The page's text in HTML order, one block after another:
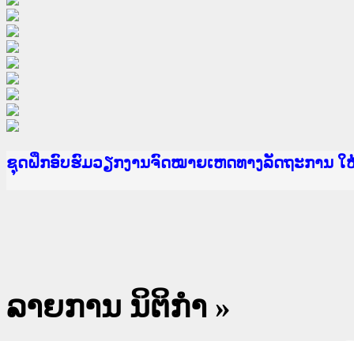
Ministry of Justice Lao PDR
ເຜີຍແຜ່ວັບໄຊຈົດໝາຍເຫດທາງລັດຖະການ ແລະ ແອັ
ກະຊວງຍຸຕິທຳ
ຊຸດຝຶກອົບຮົມວຽກງານຈົດໝາຍເຫດທາງລັດຖະການ
ກອງປະຊຸມທົບທວນຄືນການຈັດຕັ້ງປະຕິບັດວຽກງານຈົ
ຝຶກອົບຮົມ ຜູ່ປະສານງານວຽກງານຈົດໝາຍເຫດທາງລັ
ຝຶກອົບຮົມ ຜູ່ປະສານງານວຽກງານຈົດໝາຍເຫດທາງລັ
ເຜີຍແຜ່ແອັບກົດໝາຍລາວ ແລະ ເວັບໄຊຈົດໝາຍເຫດ
ເຜີຍແຜ່ແອັບກົດໝາຍລາວ ແລະ ເວັບໄຊຈົດໝາຍເຫດ
ຍົກລະດັບວຽກງານຈົດໝາຍເຫດທາງລັດຖະການໃຫ້ຜູ້
ຊຸດຝຶກອົບຮົມວຽກງານຈົດໝາຍເຫດທາງລັດຖະການ ໃ
ລາຍການ ນິຕິກໍາ »